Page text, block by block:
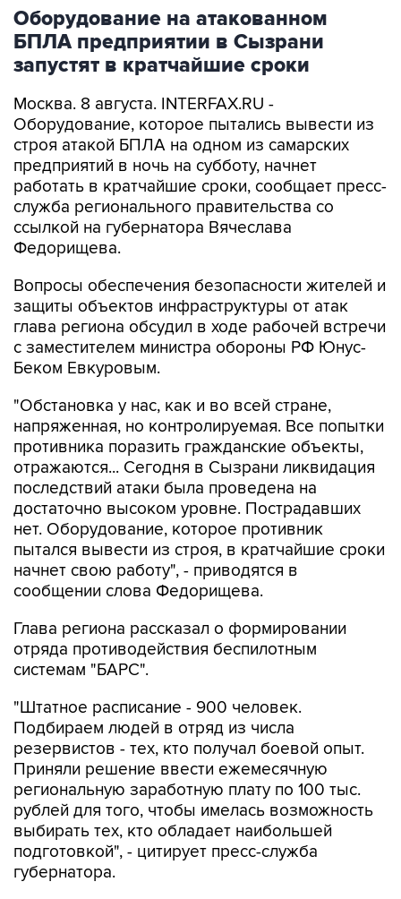
Оборудование на атакованном
БПЛА предприятии в Сызрани
запустят в кратчайшие сроки
Москва. 8 августа. INTERFAX.RU -
Оборудование, которое пытались вывести из
строя атакой БПЛА на одном из самарских
предприятий в ночь на субботу, начнет
работать в кратчайшие сроки, сообщает пресс-
служба регионального правительства со
ссылкой на губернатора Вячеслава
Федорищева.
Вопросы обеспечения безопасности жителей и
защиты объектов инфраструктуры от атак
глава региона обсудил в ходе рабочей встречи
с заместителем министра обороны РФ Юнус-
Беком Евкуровым.
"Обстановка у нас, как и во всей стране,
напряженная, но контролируемая. Все попытки
противника поразить гражданские объекты,
отражаются... Сегодня в Сызрани ликвидация
последствий атаки была проведена на
достаточно высоком уровне. Пострадавших
нет. Оборудование, которое противник
пытался вывести из строя, в кратчайшие сроки
начнет свою работу", - приводятся в
сообщении слова Федорищева.
Глава региона рассказал о формировании
отряда противодействия беспилотным
системам "БАРС".
"Штатное расписание - 900 человек.
Подбираем людей в отряд из числа
резервистов - тех, кто получал боевой опыт.
Приняли решение ввести ежемесячную
региональную заработную плату по 100 тыс.
рублей для того, чтобы имелась возможность
выбирать тех, кто обладает наибольшей
подготовкой", - цитирует пресс-служба
губернатора.